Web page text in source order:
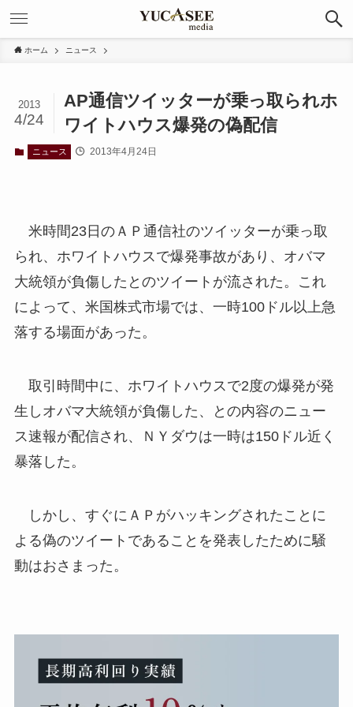
ホーム ニュース
AP通信ツイッターが乗っ取られホ
ワイトハウス爆発の偽配信
2013
4/24
ニュース 2013年4月24日
米時間23日のＡＰ通信社のツイッターが乗っ取
られ、ホワイトハウスで爆発事故があり、オバマ
大統領が負傷したとのツイートが流された。これ
によって、米国株式市場では、一時100ドル以上急
落する場面があった。
取引時間中に、ホワイトハウスで2度の爆発が発
生しオバマ大統領が負傷した、との内容のニュー
ス速報が配信され、ＮＹダウは一時は150ドル近く
暴落した。
しかし、すぐにＡＰがハッキングされたことに
よる偽のツイートであることを発表したために騒
動はおさまった。